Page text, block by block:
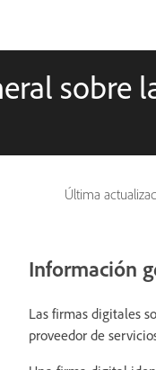
sobre
Última
Información
Las firmas digitales
proveedor de